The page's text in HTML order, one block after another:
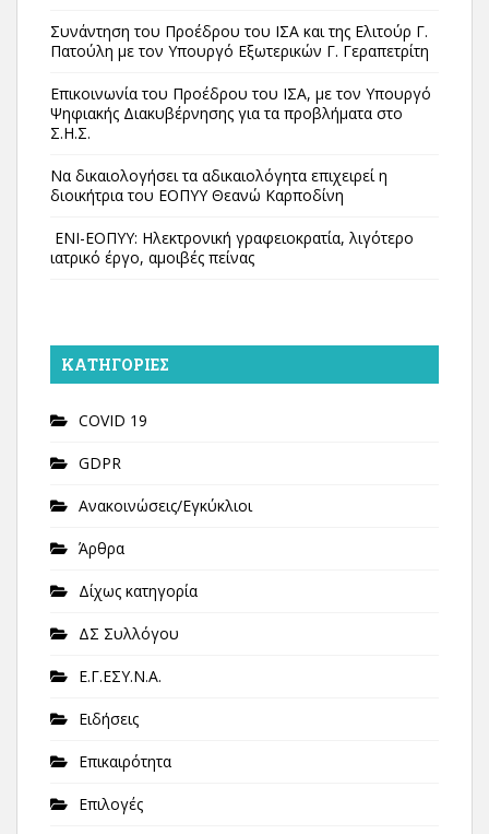
Συνάντηση του Προέδρου του ΙΣΑ και της Ελιτούρ Γ.
Πατούλη με τον Υπουργό Εξωτερικών Γ. Γεραπετρίτη
Επικοινωνία του Προέδρου του ΙΣΑ, με τον Υπουργό
Ψηφιακής Διακυβέρνησης για τα προβλήματα στο
Σ.Η.Σ.
Να δικαιολογήσει τα αδικαιολόγητα επιχειρεί η
διοικήτρια του ΕΟΠΥΥ Θεανώ Καρποδίνη
ΕΝΙ-ΕΟΠΥΥ: Ηλεκτρονική γραφειοκρατία, λιγότερο
ιατρικό έργο, αμοιβές πείνας
KΑΤΗΓΟΡΊΕΣ
COVID 19
GDPR
Ανακοινώσεις/Εγκύκλιοι
Άρθρα
Δίχως κατηγορία
ΔΣ Συλλόγου
Ε.Γ.ΕΣΥ.Ν.Α.
Ειδήσεις
Επικαιρότητα
Επιλογές